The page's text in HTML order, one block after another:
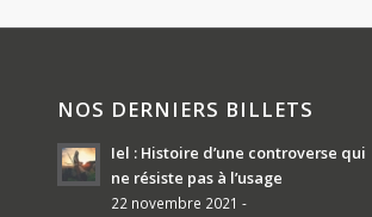
NOS DERNIERS BILLETS
Iel : Histoire d’une controverse qui
ne résiste pas à l’usage
22 novembre 2021 -